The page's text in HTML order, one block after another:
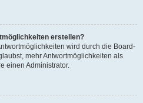
erstellen?
wird durch die Board-
mehr Antwortmöglichkeiten als
einen Administrator.